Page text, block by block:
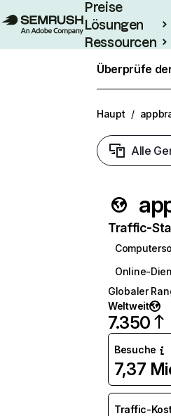
Preise
Lösungen
Ressourcen
Enterprise
Überprüfe
Haupt /
Alle
Traffic-
Online-
Globaler
Weltweit
7.350
Besuche
7,37
Traffic-